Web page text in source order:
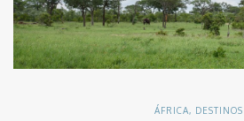
ÁFRICA, DESTINOS